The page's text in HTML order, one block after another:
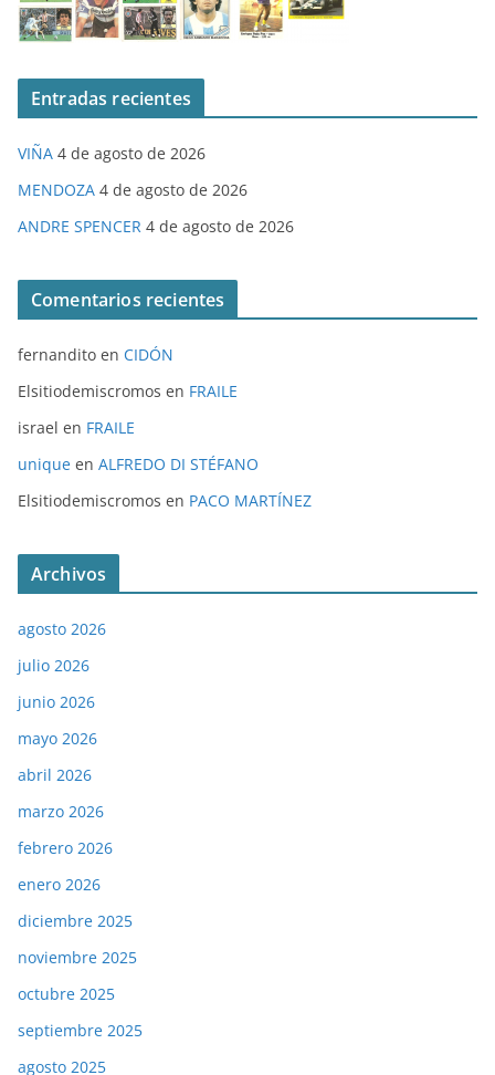
Entradas recientes
VIÑA 4 de agosto de 2026
MENDOZA 4 de agosto de 2026
ANDRE SPENCER 4 de agosto de 2026
Comentarios recientes
fernandito en CIDÓN
Elsitiodemiscromos en FRAILE
israel en FRAILE
unique en ALFREDO DI STÉFANO
Elsitiodemiscromos en PACO MARTÍNEZ
Archivos
agosto 2026
julio 2026
junio 2026
mayo 2026
abril 2026
marzo 2026
febrero 2026
enero 2026
diciembre 2025
noviembre 2025
octubre 2025
septiembre 2025
agosto 2025